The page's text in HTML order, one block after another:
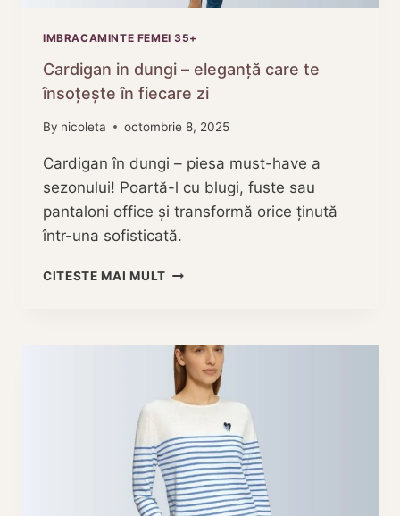
IMBRACAMINTE FEMEI 35+
Cardigan in dungi – eleganță care te
însoțește în fiecare zi
By nicoleta octombrie 8, 2025
Cardigan în dungi – piesa must-have a
sezonului! Poartă-l cu blugi, fuste sau
pantaloni office și transformă orice ținută
într-una sofisticată.
CITESTE MAI MULTCARDIGAN
ELEGANȚĂ
CARE
TE
ÎNSOȚEȘTE
FIECARE
ZI